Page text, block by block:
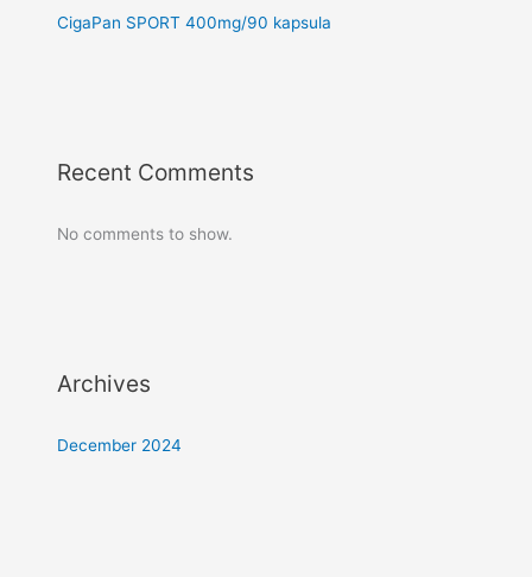
CigaPan SPORT 400mg/90 kapsula
Recent Comments
No comments to show.
Archives
December 2024